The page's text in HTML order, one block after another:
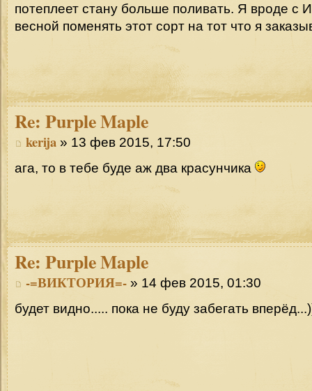
потеплеет стану больше поливать. Я вроде с
весной поменять этот сорт на тот что я
Re: Purple Maple
kerija » 13 фев 2015, 17:50
ага, то в тебе буде аж два красунчика
Re: Purple Maple
-=ВИКТОРИЯ=- » 14 фев 2015, 01:30
будет видно..... пока не буду забегать